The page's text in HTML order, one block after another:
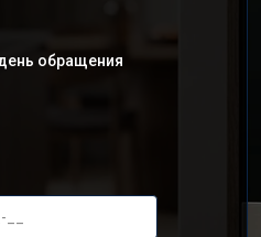
обращения